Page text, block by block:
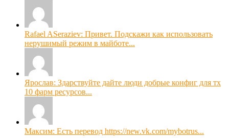
Rafael ASeraziev: Привет. Подскажи как использовать
нерушимый режим в майботе...
Ярослав: Здарствуйте дайте люди добрые конфиг для тх
10 фарм ресурсов...
Максим: Есть перевод https://new.vk.com/mybotrus...